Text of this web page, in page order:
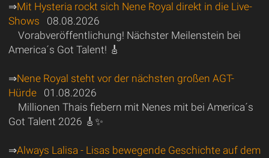
⇒Mit Hysteria rockt sich Nene Royal direkt in die Live-
Shows 08.08.2026
Vorabveröffentlichung! Nächster Meilenstein bei
America´s Got Talent! 🎸
⇒Nene Royal steht vor der nächsten großen AGT-
Hürde01.08.2026
Millionen Thais fiebern mit Nenes mit bei America´s
Got Talent 2026 🎸✨
⇒Always Lalisa - Lisas bewegende Geschichte auf dem